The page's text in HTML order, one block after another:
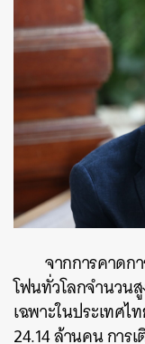
จากการคาดก
โฟนทั่วโลกจำนวน
เฉพาะในประเทศ
24.14 ล้านคน การ